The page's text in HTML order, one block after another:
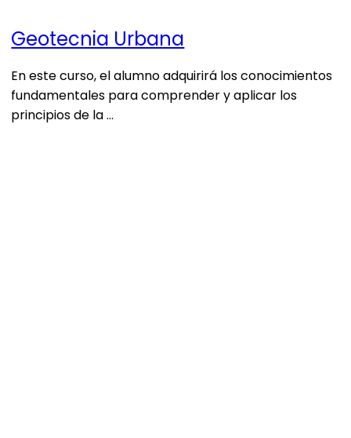
Geotecnia Urbana
En este curso, el alumno adquirirá los conocimientos
fundamentales para comprender y aplicar los
principios de la …